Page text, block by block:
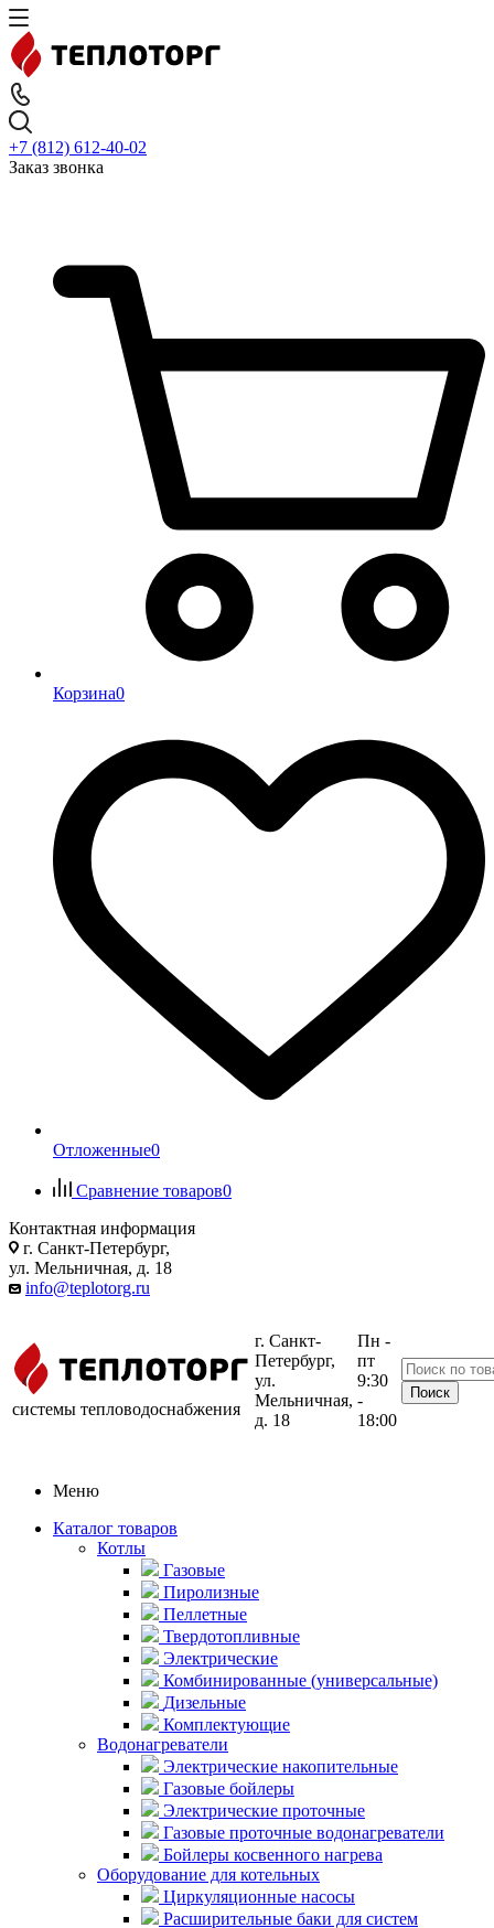
+7 (812) 612-40-02
Заказ звонка
Корзина0
Отложенные0
Сравнение товаров0
Контактная информация
г. Санкт-Петербург,
ул. Мельничная, д. 18
info@teplotorg.ru
системы тепловодоснабжения
г. Санкт-
Петербург,
ул.
Мельничная,
д. 18
Пн -
пт
9:30
-
18:00
Меню
Каталог товаров
Котлы
Газовые
Пиролизные
Пеллетные
Твердотопливные
Электрические
Комбинированные (универсальные)
Дизельные
Комплектующие
Водонагреватели
Электрические накопительные
Газовые бойлеры
Электрические проточные
Газовые проточные водонагреватели
Бойлеры косвенного нагрева
Оборудование для котельных
Циркуляционные насосы
Расширительные баки для систем